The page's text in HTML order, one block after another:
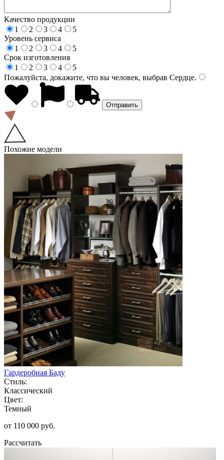
Качество продукции
1
2 3 4
5
Уровень сервиса
1
2 3 4
5
Срок изготовления
1
2 3 4
5
Пожалуйста, докажите, что вы человек, выбрав Сердце.
Похожие модели
Гардеробная Баду
Стиль:
Классический
Цвет:
Темный
от 110 000 руб.
Рассчитать